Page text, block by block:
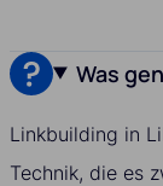
Was
Linkbuilding in
Technik, die es